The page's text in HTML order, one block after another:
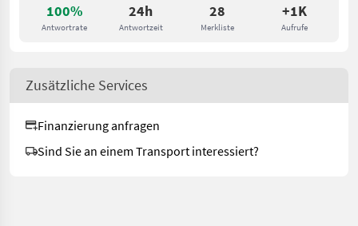
100%
Antwortrate
24h
Antwortzeit
28
Merkliste
+1K
Aufrufe
Zusätzliche Services
Finanzierung anfragen
Sind Sie an einem Transport interessiert?